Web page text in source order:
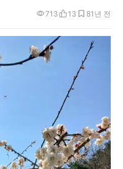
1년 전
713 13 8